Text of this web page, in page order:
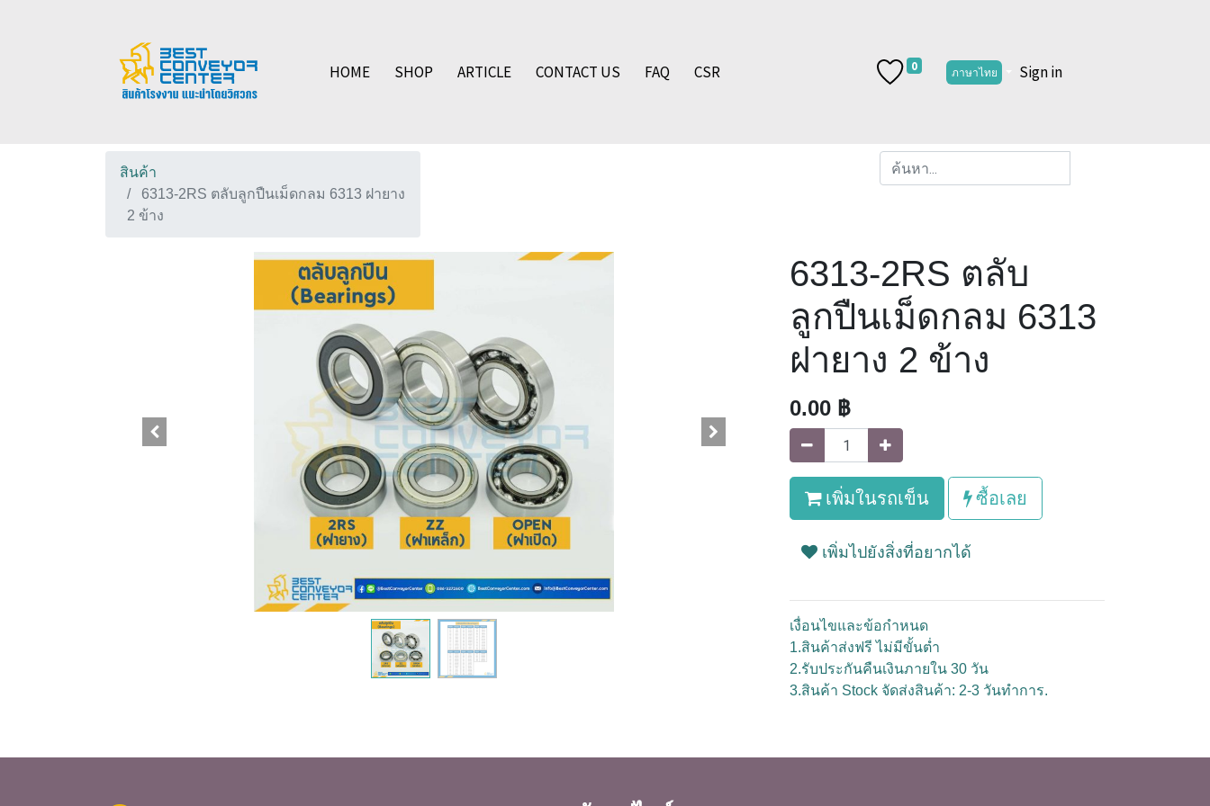
HOME SHOP ARTICLE CONTACT US FAQ CSR 0 ภาษาไทย Sign in
สินค้า
6313-2RS ตลับลูกปืนเม็ดกลม 6313 ฝายาง
2 ข้าง
6313-2RS ตลับ
ลูกปืนเม็ดกลม 6313
ฝายาง 2 ข้าง
0.00 ฿
เพิ่มในรถเข็น ซื้อเลย
เพิ่มไปยังสิ่งที่อยากได้
เงื่อนไขและข้อกำหนด
1.สินค้าส่งฟรี ไม่มีขั้นต่ำ
2.รับประกันคืนเงินภายใน 30 วัน
3.สินค้า Stock จัดส่งสินค้า: 2-3 วันทำการ.